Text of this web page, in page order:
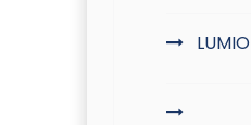
LUMIO